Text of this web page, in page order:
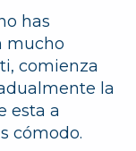
has
mucho
comienza
la
esta a
cómodo.